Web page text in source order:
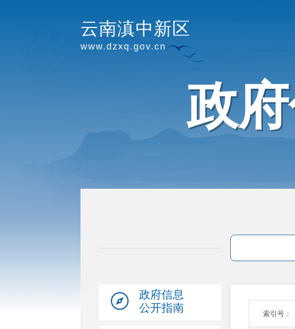
云南滇中新区
www.dzxq.gov.cn
政
政府信息
公开指南
索引号：